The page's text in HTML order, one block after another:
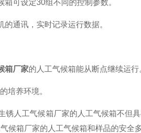
箱可设定30组不同的控制参数。
通讯，实时记录运行数据。
箱厂家的人工气候箱能从断点继续运行
培养环境。
人工气候箱厂家的人工气候箱不但
候箱厂家的人工气候箱和样品的安全